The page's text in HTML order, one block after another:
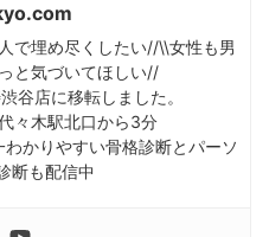
で埋め尽くしたい//\\女性も男
と気づいてほしい//
谷店に移転しました。
々木駅北口から3分
かりやすい骨格診断とパーソ
断も配信中